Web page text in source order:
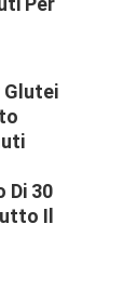
Glutei
Di 30
Il